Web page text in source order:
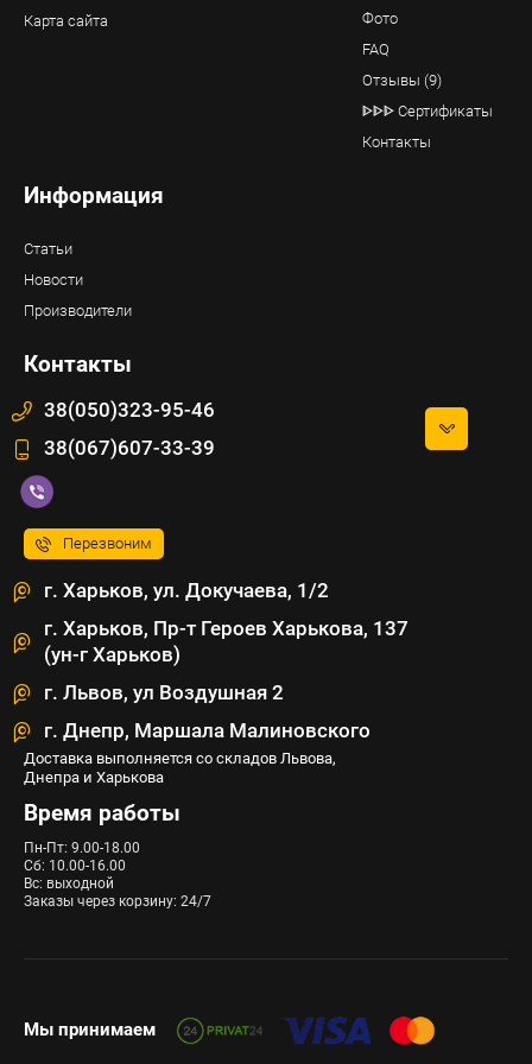
Карта сайта
Фото
FAQ
Отзывы (9)
ᐈᐈᐈ Сертификаты
Контакты
Информация
Статьи
Новости
Производители
Контакты
38(050)323-95-46
38(067)607-33-39
Перезвоним
г. Харьков, ул. Докучаева, 1/2
г. Харьков, Пр-т Героев Харькова, 137
(ун-г Харьков)
г. Львов, ул Воздушная 2
г. Днепр, Маршала Малиновского
Доставка выполняется со складов Львова,
Днепра и Харькова
Время работы
Пн-Пт: 9.00-18.00
Сб: 10.00-16.00
Вс: выходной
Заказы через корзину: 24/7
Мы принимаем